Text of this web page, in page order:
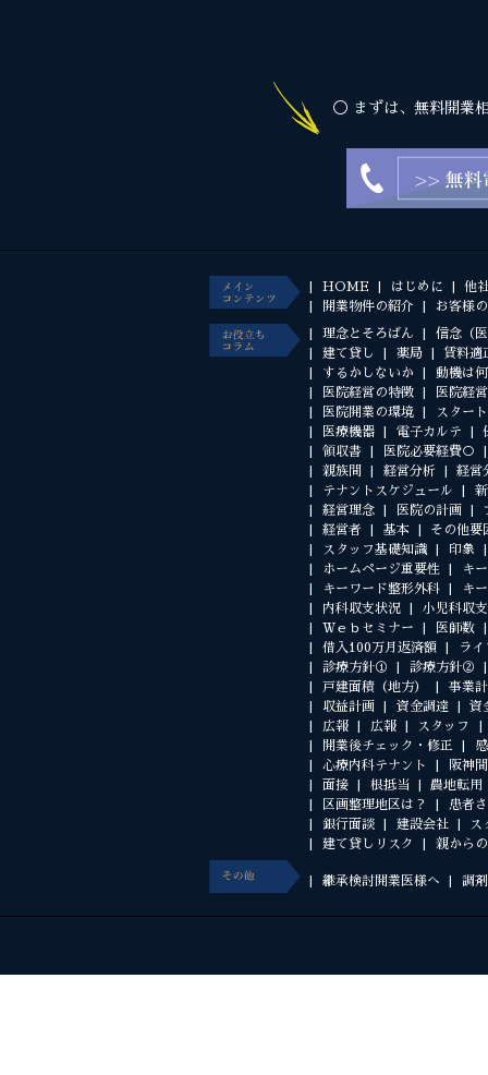
◯ まずは、無料開業
HOME はじめに
他
開業物件の紹介
お客様
理念とそろばん
信念（
建て貸し
薬局
賃料適
するかしないか
動機は
医院経営の特徴
医院経
医院開業の環境
スター
医療機器
電子カルテ
領収書
医院必要経費○
親族間
経営分析
経営
テナントスケジュール
経営理念
医院の計画
経営者
基本
その他要
スタッフ基礎知識
印象
ホームページ重要性
キ
キーワード整形外科
キ
内科収支状況
小児科収
Ｗｅｂセミナー
医師数
借入100万月返済額
ラ
診療方針①
診療方針②
戸建面積（地方）
事業
収益計画
資金調達
資
広報
広報
スタッフ
開業後チェック・修正
心療内科テナント
阪神
面接
根抵当
農地転用
区画整理地区は？
患者
銀行面談
建設会社
ス
建て貸しリスク
親から
継承検討開業医様へ 調